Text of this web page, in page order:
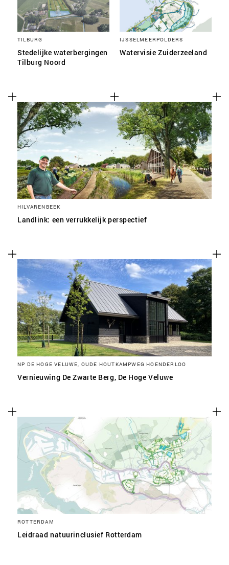
TILBURG
Stedelijke waterbergingen
Tilburg Noord
IJSSELMEERPOLDERS
Watervisie Zuiderzeeland
HILVARENBEEK
Landlink: een verrukkelijk perspectief
NP DE HOGE VELUWE, OUDE HOUTKAMPWEG HOENDERLOO
Vernieuwing De Zwarte Berg, De Hoge Veluwe
ROTTERDAM
Leidraad natuurinclusief Rotterdam